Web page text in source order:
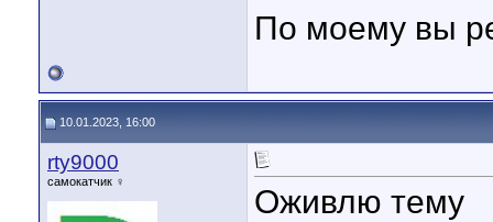
По моему вы
10.01.2023, 16:00
rty9000
самокатчик ♀
Оживлю тему